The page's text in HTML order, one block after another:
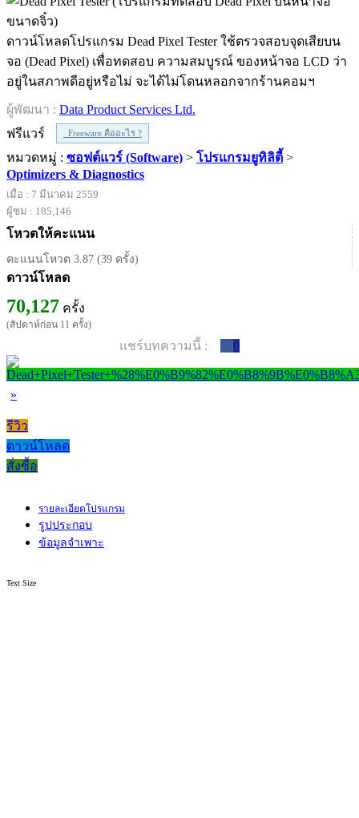
ดาวน์โหลดโปรแกรม Dead Pixel Tester ใช้ตรวจสอบจุดเสียบน
จอ (Dead Pixel) เพื่อทดสอบ ความสมบูรณ์ ของหน้าจอ LCD ว่า
อยู่ในสภาพดีอยู่หรือไม่ จะได้ไม่โดนหลอกจากร้านคอมฯ
ผู้พัฒนา : Data Product Services Ltd.
ฟรีแวร์
Freeware คืออะไร ?
หมวดหมู่ : ซอฟต์แวร์ (Software) > โปรแกรมยูทิลิตี้ >
Optimizers & Diagnostics
เมื่อ : 7 มีนาคม 2559
ผู้ชม : 185,146
โหวตให้คะแนน
คะแนนโหวต 3.87 (39 ครั้ง)
ดาวน์โหลด
70,127 ครั้ง
(สัปดาห์ก่อน 11 ครั้ง)
แชร์บทความนี้ : 0
»
รีวิว
ดาวน์โหลด
สั่งซื้อ
รายละเอียดโปรแกรม
รูปประกอบ
ข้อมูลจำเพาะ
Text Size